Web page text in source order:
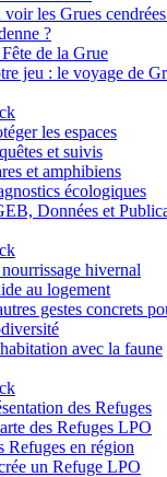
voir les Grues
?
de la Grue
jeu : le voyage de
les espaces
et suivis
et amphibiens
écologiques
Données et
hivernal
au logement
gestes concrets
avec la faune
des Refuges
des Refuges LPO
Refuges en région
un Refuge LPO